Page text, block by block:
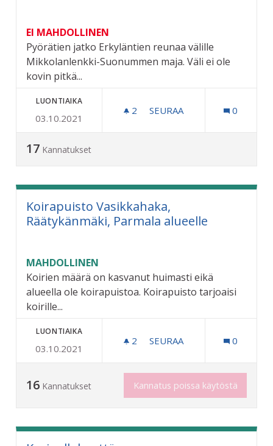
EI MAHDOLLINEN
Pyörätien jatko Erkyläntien reunaa välille
Mikkolanlenkki-Suonummen maja. Väli ei ole
kovin pitkä...
LUONTIAIKA
03.10.2021
2 2 SEURAAJAA
SEURAA 0
17 Kannatukset
Koirapuisto Vasikkahaka,
Räätykänmäki, Parmala alueelle
MAHDOLLINEN
Koirien määrä on kasvanut huimasti eikä
alueella ole koirapuistoa. Koirapuisto tarjoaisi
koirille...
LUONTIAIKA
03.10.2021
2 2 SEURAAJAA
SEURAA 0
16 Kannatukset Kannatus poissa käytöstä